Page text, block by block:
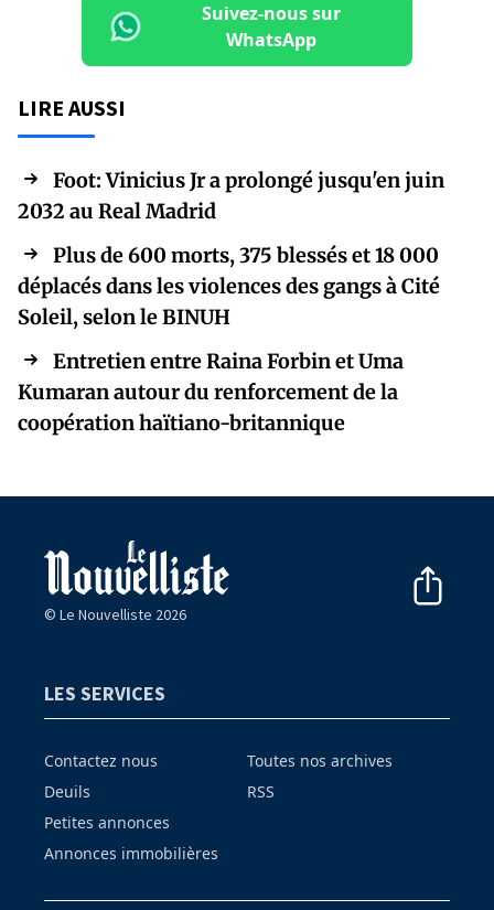
Suivez-nous sur
WhatsApp
LIRE AUSSI
Foot: Vinicius Jr a prolongé jusqu'en juin
2032 au Real Madrid
Plus de 600 morts, 375 blessés et 18 000
déplacés dans les violences des gangs à Cité
Soleil, selon le BINUH
Entretien entre Raina Forbin et Uma
Kumaran autour du renforcement de la
coopération haïtiano-britannique
© Le Nouvelliste 2026
LES SERVICES
Contactez nous
Deuils
Petites annonces
Annonces immobilières
Toutes nos archives
RSS